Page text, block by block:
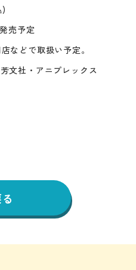
)
売予定
などで取扱い予定。
文社・アニプレックス